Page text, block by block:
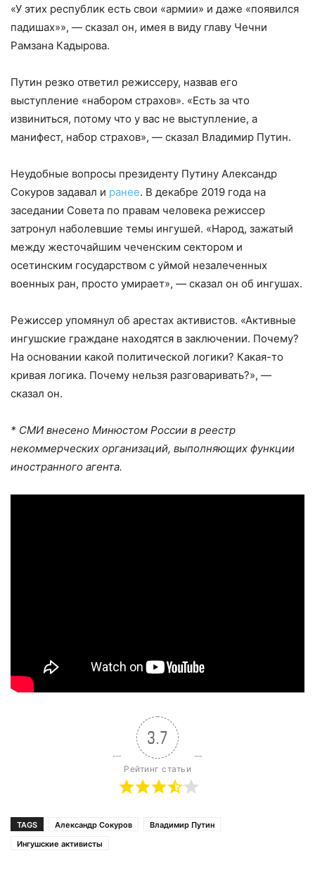
«У этих республик есть свои «армии» и даже «появился
падишах»», — сказал он, имея в виду главу Чечни
Рамзана Кадырова.
Путин резко ответил режиссеру, назвав его
выступление «набором страхов». «Есть за что
извиниться, потому что у вас не выступление, а
манифест, набор страхов», — сказал Владимир Путин.
Неудобные вопросы президенту Путину Александр
Сокуров задавал и ранее. В декабре 2019 года на
заседании Совета по правам человека режиссер
затронул наболевшие темы ингушей. «Народ, зажатый
между жесточайшим чеченским сектором и
осетинским государством с уймой незалеченных
военных ран, просто умирает», — сказал он об ингушах.
Режиссер упомянул об арестах активистов. «Активные
ингушские граждане находятся в заключении. Почему?
На основании какой политической логики? Какая-то
кривая логика. Почему нельзя разговаривать?», —
сказал он.
* СМИ внесено Минюстом России в реестр
некоммерческих организаций, выполняющих функции
иностранного агента.
3.7
Рейтинг статьи
TAGS Александр Сокуров
Владимир Путин
Ингушские активисты